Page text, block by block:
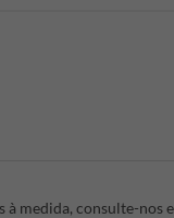
à medida, consulte-nos